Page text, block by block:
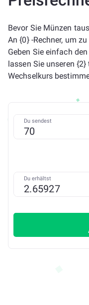
Bevor Sie Münzen
An {0} -Rechner, um
Geben Sie einfach
lassen Sie unseren
Wechselkurs
Du sendest
Du erhältst